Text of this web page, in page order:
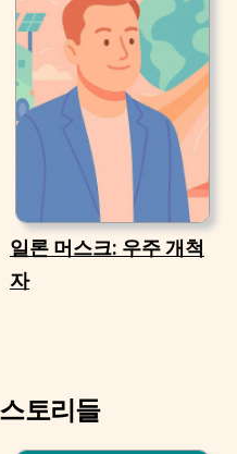
일론 머스크: 우주 개척
자
토리들